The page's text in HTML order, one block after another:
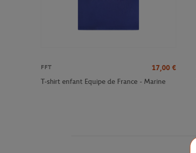
FFT 17,00 €
T-shirt enfant Equipe de France - Marine